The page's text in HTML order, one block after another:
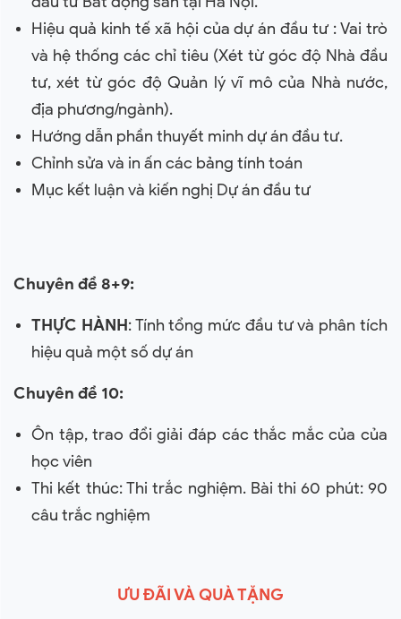
Hiệu quả kinh tế xã hội của dự án đầu tư : Vai trò
và hệ thống các chỉ tiêu (Xét từ góc độ Nhà đầu
tư, xét từ góc độ Quản lý vĩ mô của Nhà nước,
địa phương/ngành).
Hướng dẫn phần thuyết minh dự án đầu tư.
Chỉnh sửa và in ấn các bảng tính toán
Mục kết luận và kiến nghị Dự án đầu tư
Chuyên đề 8+9:
THỰC HÀNH: Tính tổng mức đầu tư và phân tích
hiệu quả một số dự án
Chuyên đề 10:
Ôn tập, trao đổi giải đáp các thắc mắc của của
học viên
Thi kết thúc: Thi trắc nghiệm. Bài thi 60 phút: 90
câu trắc nghiệm
ƯU ĐÃI VÀ QUÀ TẶNG